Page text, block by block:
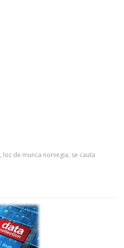
, loc de munca norvegia, se cauta